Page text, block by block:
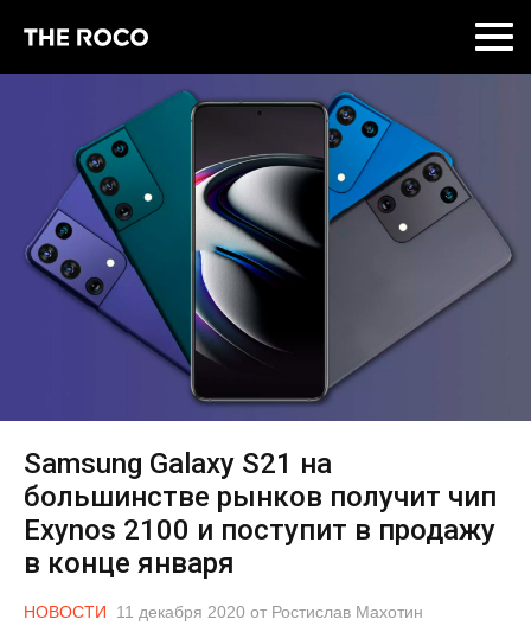
Samsung Galaxy S21 на
большинстве рынков получит чип
Exynos 2100 и поступит в продажу
в конце января
НОВОСТИ 11 декабря 2020 от Ростислав Махотин